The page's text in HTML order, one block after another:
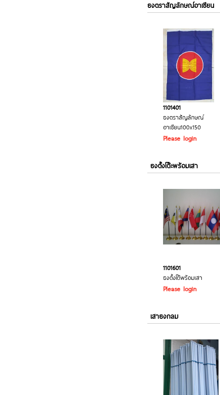
ธงตราสัญลักษณ์อาเซียน
1101401
ธงตราสัญลักษณ์
อาเซียน100x150
Please login
ธงตั้งโต๊ะพร้อมเสา
1101601
ธงตั้งโต๊พร้อมเสา
Please login
เสาธงกลม